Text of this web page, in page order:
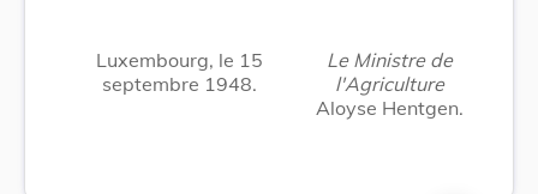
Luxembourg, le 15
septembre 1948.
Le Ministre de
l'Agriculture
Aloyse Hentgen.